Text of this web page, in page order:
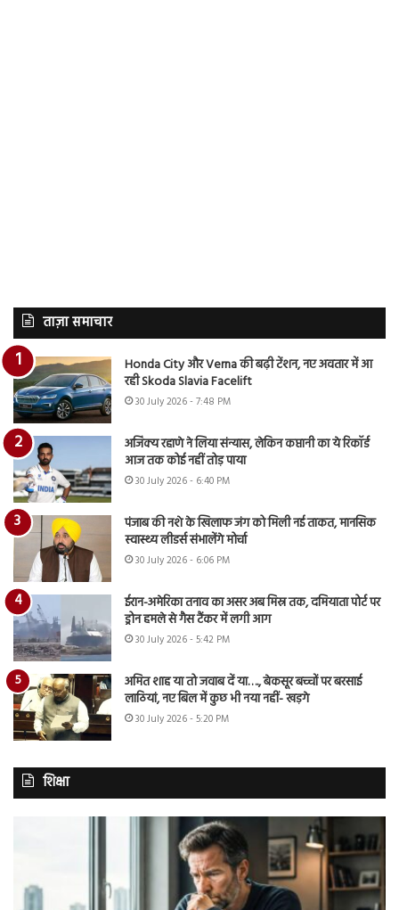
ताज़ा समाचार
Honda City और Verna की बढ़ी टेंशन, नए अवतार में आ
रही Skoda Slavia Facelift
30 July 2026 - 7:48 PM
अजिंक्य रहाणे ने लिया संन्यास, लेकिन कप्तानी का ये रिकॉर्ड
आज तक कोई नहीं तोड़ पाया
30 July 2026 - 6:40 PM
पंजाब की नशे के खिलाफ जंग को मिली नई ताकत, मानसिक
स्वास्थ्य लीडर्स संभालेंगे मोर्चा
30 July 2026 - 6:06 PM
ईरान-अमेरिका तनाव का असर अब मिस्र तक, दमियाता पोर्ट पर
ड्रोन हमले से गैस टैंकर में लगी आग
30 July 2026 - 5:42 PM
अमित शाह या तो जवाब दें या…., बेकसूर बच्चों पर बरसाई
लाठियां, नए बिल में कुछ भी नया नहीं- खड़गे
30 July 2026 - 5:20 PM
शिक्षा